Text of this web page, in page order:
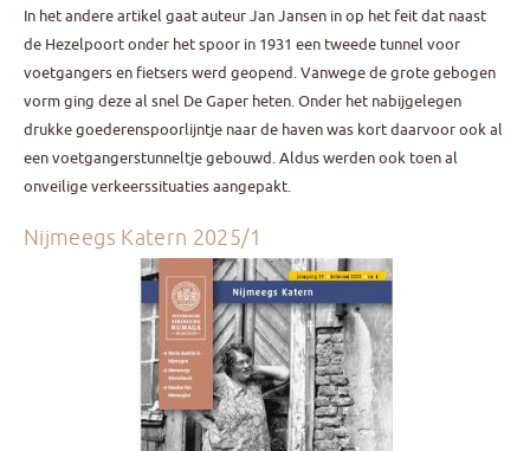
In het andere artikel gaat auteur Jan Jansen in op het feit dat naast
de Hezelpoort onder het spoor in 1931 een tweede tunnel voor
voetgangers en fietsers werd geopend. Vanwege de grote gebogen
vorm ging deze al snel De Gaper heten. Onder het nabijgelegen
drukke goederenspoorlijntje naar de haven was kort daarvoor ook al
een voetgangerstunneltje gebouwd. Aldus werden ook toen al
onveilige verkeerssituaties aangepakt.
Nijmeegs Katern 2025/1